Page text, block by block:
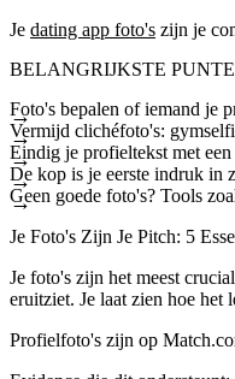
Je dating app foto's zijn je
BELANGRIJKSTE
Foto's bepalen of iemand je
Vermijd clichéfoto's:
Eindig je profieltekst met
De kop is je eerste indruk in
Geen goede foto's? Tools
Je Foto's Zijn Je Pitch: 5
Je foto's zijn het meest
eruitziet. Je laat zien hoe het
Profielfoto's zijn op